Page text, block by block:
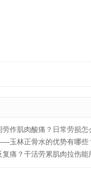
作肌肉酸痛？日常劳损怎
玉林正骨水的优势有哪些
痛？干活劳累肌肉拉伤能